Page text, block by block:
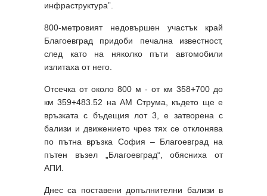
инфраструктура”.
800-метровият недовършен участък край
Благоевград придоби печална известност,
след като на няколко пъти автомобили
излитаха от него.
Отсечка от около 800 м - от км 358+700 до
км 359+483.52 на АМ Струма, където ще е
връзката с бъдещия лот 3, е затворена с
бализи и движението чрез тях се отклонява
по пътна връзка София – Благоевград на
пътен възел „Благоевград“, обясниха от
АПИ.
Днес са поставени допълнителни бализи в